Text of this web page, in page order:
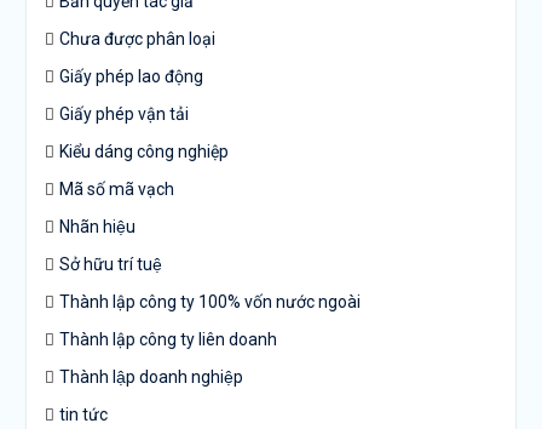
Chưa được phân loại
Giấy phép lao động
Giấy phép vận tải
Kiểu dáng công nghiệp
Mã số mã vạch
Nhãn hiệu
Sở hữu trí tuệ
Thành lập công ty 100% vốn nước ngoài
Thành lập công ty liên doanh
Thành lập doanh nghiệp
tin tức